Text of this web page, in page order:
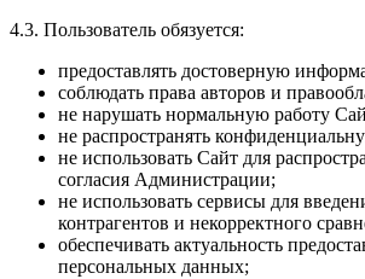
4.3. Пользователь обязуется:
предоставлять достоверную
соблюдать права авторов и
не нарушать нормальную работу
не распространять
не использовать Сайт для
согласия Администрации;
не использовать сервисы для
контрагентов и некорректного
обеспечивать актуальность
персональных данных;